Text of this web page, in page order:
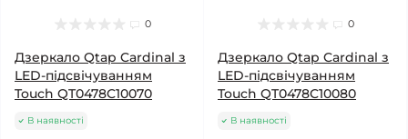
0
Дзеркало Qtap Cardinal з
LED-підсвічуванням
Touch QT0478C10070
В наявності
0
Дзеркало Qtap Cardinal з
LED-підсвічуванням
Touch QT0478C10080
В наявності